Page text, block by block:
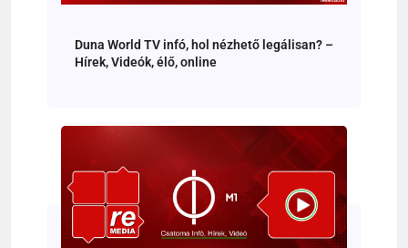
Duna World TV infó, hol nézhető legálisan? –
Hírek, Videók, élő, online